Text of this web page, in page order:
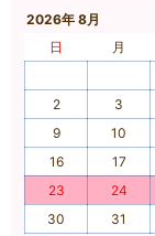
2026年 8月
日
月
2
3
9
10
16
17
23
24
30
31